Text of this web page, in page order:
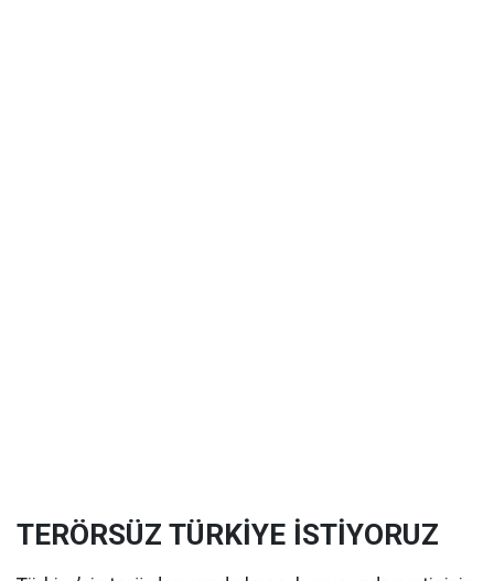
TERÖRSÜZ TÜRKİYE İSTİYORUZ